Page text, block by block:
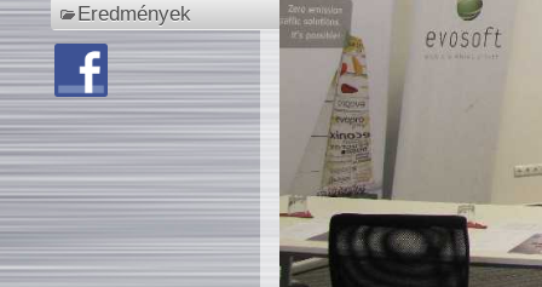
Eredmények